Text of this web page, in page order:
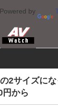
Powered by
ト iPad
2サイズに
から